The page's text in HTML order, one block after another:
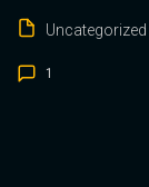
Uncategorized
1